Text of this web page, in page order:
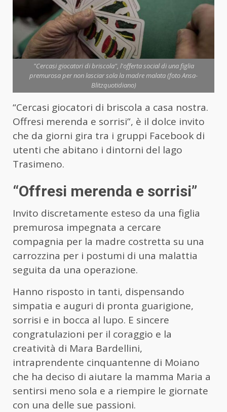
"Cercasi giocatori di briscola", l'offerta social di una figlia
premurosa per non lasciar sola la madre malata (foto Ansa-
Blitzquotidiano)
“Cercasi giocatori di briscola a casa nostra.
Offresi merenda e sorrisi”, è il dolce invito
che da giorni gira tra i gruppi Facebook di
utenti che abitano i dintorni del lago
Trasimeno.
“Offresi merenda e sorrisi”
Invito discretamente esteso da una figlia
premurosa impegnata a cercare
compagnia per la madre costretta su una
carrozzina per i postumi di una malattia
seguita da una operazione.
Hanno risposto in tanti, dispensando
simpatia e auguri di pronta guarigione,
sorrisi e in bocca al lupo. E sincere
congratulazioni per il coraggio e la
creatività di Mara Bardellini,
intraprendente cinquantenne di Moiano
che ha deciso di aiutare la mamma Maria a
sentirsi meno sola e a riempire le giornate
con una delle sue passioni.